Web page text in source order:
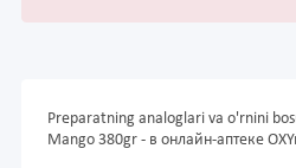
Preparatning analoglari va o'rnini
Mango 380gr - в онлайн-аптеке